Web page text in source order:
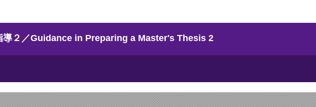
導２／Guidance in Preparing a Master's Thesis 2